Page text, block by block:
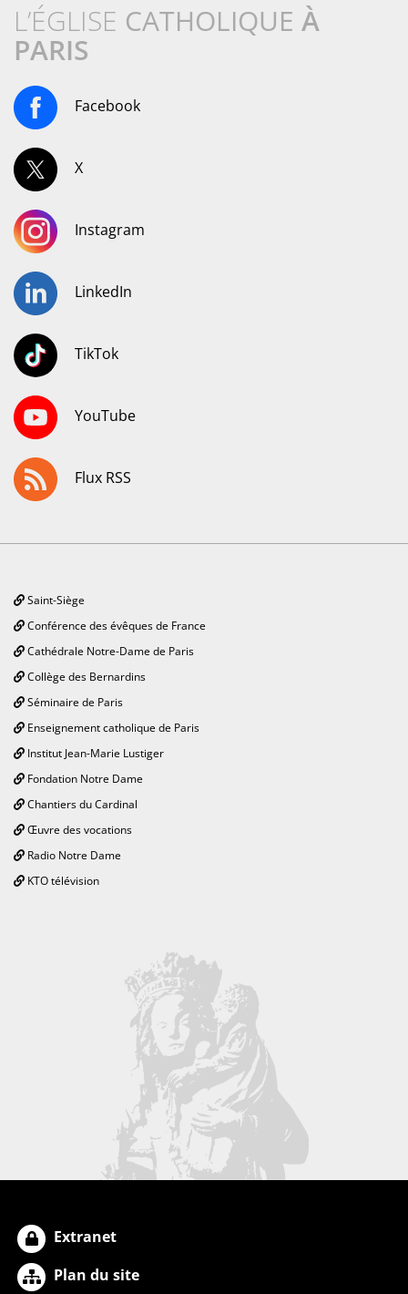
L’ÉGLISE CATHOLIQUE À
PARIS
Facebook
X
Instagram
LinkedIn
TikTok
YouTube
Flux RSS
Saint-Siège
Conférence des évêques de France
Cathédrale Notre-Dame de Paris
Collège des Bernardins
Séminaire de Paris
Enseignement catholique de Paris
Institut Jean-Marie Lustiger
Fondation Notre Dame
Chantiers du Cardinal
Œuvre des vocations
Radio Notre Dame
KTO télévision
Extranet
Plan du site